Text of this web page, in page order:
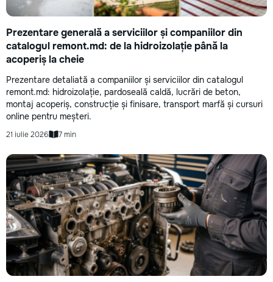
Prezentare generală a serviciilor și companiilor din
catalogul remont.md: de la hidroizolație până la
acoperiș la cheie
Prezentare detaliată a companiilor și serviciilor din catalogul
remont.md: hidroizolație, pardoseală caldă, lucrări de beton,
montaj acoperiș, construcție și finisare, transport marfă și cursuri
online pentru meșteri.
21 iulie 2026 7 min